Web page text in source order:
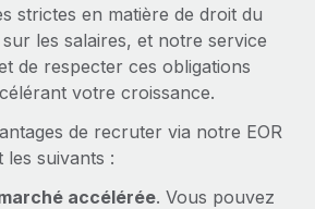
strictes en matière de droit du
sur les salaires, et notre service
de respecter ces obligations
votre croissance.
de recruter via notre EOR
les suivants :
accélérée. Vous pouvez